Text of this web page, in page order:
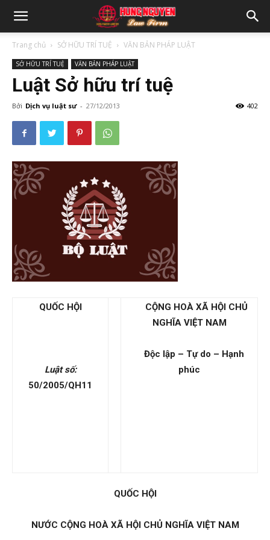
Trang chủ SỞ HỮU TRÍ TUỆ VĂN BẢN PHÁP LUẬT
SỞ HỮU TRÍ TUỆ VĂN BẢN PHÁP LUẬT
Luật Sở hữu trí tuệ
Bởi Dịch vụ luật sư - 27/12/2013 402
QUỐC HỘI
Luật số:
50/2005/QH11
CỘNG HOÀ XÃ HỘI CHỦ
NGHĨA VIỆT NAM
Độc lập – Tự do – Hạnh
phúc
QUỐC HỘI
NƯỚC CỘNG HOÀ XÃ HỘI CHỦ NGHĨA VIỆT NAM